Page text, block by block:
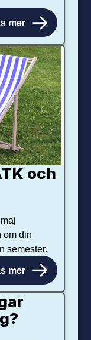
mer
och
om din
semester.
mer